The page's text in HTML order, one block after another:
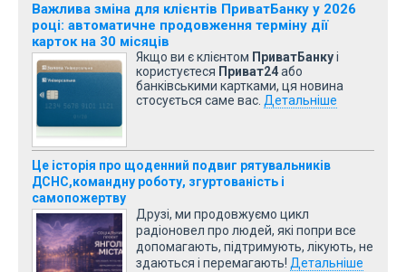
Важлива зміна для клієнтів ПриватБанку у 2026
році: автоматичне продовження терміну дії
карток на 30 місяців
Якщо ви є клієнтом ПриватБанкуі
користуєтеся Приват24або
банківськими картками, ця новина
стосується саме вас. Детальніше
Це історія про щоденний подвиг рятувальників
ДСНС,командну роботу, згуртованість і
самопожертву
Друзі, ми продовжуємо цикл
радіоновел про людей, які попри все
допомагають, підтримують, лікують, не
здаються і перемагають! Детальніше